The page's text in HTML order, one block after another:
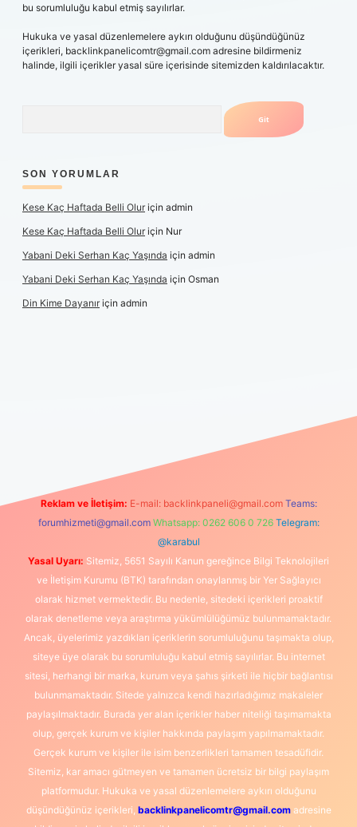
bu sorumluluğu kabul etmiş sayılırlar.
Hukuka ve yasal düzenlemelere aykırı olduğunu düşündüğünüz
içerikleri, backlinkpanelicomtr@gmail.com adresine bildirmeniz
halinde, ilgili içerikler yasal süre içerisinde sitemizden kaldırılacaktır.
SON YORUMLAR
Kese Kaç Haftada Belli Oluriçin admin
Kese Kaç Haftada Belli Oluriçin Nur
Yabani Deki Serhan Kaç Yaşında için admin
Yabani Deki Serhan Kaç Yaşında için Osman
Din Kime Dayanıriçin admin
Reklam ve İletişim: E-mail: backlinkpaneli@gmail.com Teams:
forumhizmeti@gmail.com Whatsapp: 0262 606 0 726 Telegram:
@karabul
Yasal Uyarı: Sitemiz, 5651 Sayılı Kanun gereğince Bilgi Teknolojileri
ve İletişim Kurumu (BTK) tarafından onaylanmış bir Yer Sağlayıcı
olarak hizmet vermektedir. Bu nedenle, sitedeki içerikleri proaktif
olarak denetleme veya araştırma yükümlülüğümüz bulunmamaktadır.
Ancak, üyelerimiz yazdıkları içeriklerin sorumluluğunu taşımakta olup,
siteye üye olarak bu sorumluluğu kabul etmiş sayılırlar. Bu internet
sitesi, herhangi bir marka, kurum veya şahıs şirketi ile hiçbir bağlantısı
bulunmamaktadır. Sitede yalnızca kendi hazırladığımız makaleler
paylaşılmaktadır. Burada yer alan içerikler haber niteliği taşımamakta
olup, gerçek kurum ve kişiler hakkında paylaşım yapılmamaktadır.
Gerçek kurum ve kişiler ile isim benzerlikleri tamamen tesadüfidir.
Sitemiz, kar amacı gütmeyen ve tamamen ücretsiz bir bilgi paylaşım
platformudur. Hukuka ve yasal düzenlemelere aykırı olduğunu
düşündüğünüz içerikleri, backlinkpanelicomtr@gmail.comadresine